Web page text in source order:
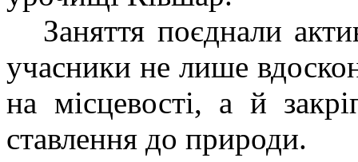
Заняття поєднали
учасники не лише
на місцевості, а й
ставлення до природи.